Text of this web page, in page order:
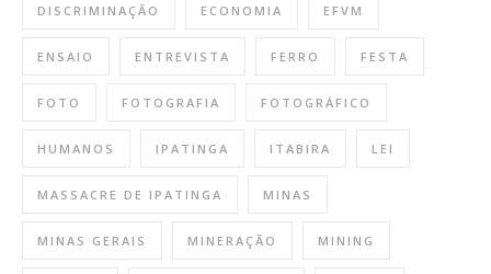
DISCRIMINAÇÃO ECONOMIA EFVM
ENSAIO ENTREVISTA FERRO FESTA
FOTO FOTOGRAFIA FOTOGRÁFICO
HUMANOS IPATINGA ITABIRA LEI
MASSACRE DE IPATINGA MINAS
MINAS GERAIS MINERAÇÃO MINING